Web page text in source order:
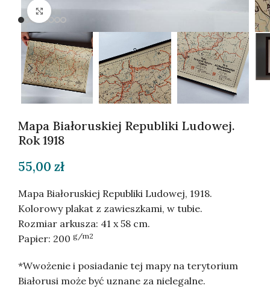
Kliknij, aby powiększyć
Mapa Białoruskiej Republiki Ludowej.
Rok 1918
55,00 zł
Mapa Białoruskiej Republiki Ludowej, 1918.
Kolorowy plakat z zawieszkami, w tubie.
Rozmiar arkusza: 41 x 58 cm.
Papier: 200 g/m2
*Wwożenie i posiadanie tej mapy na terytorium
Białorusi może być uznane za nielegalne.